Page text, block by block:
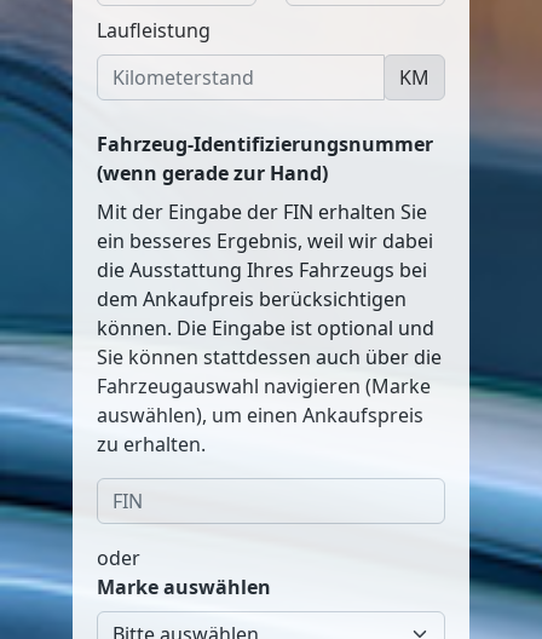
Laufleistung
KM
Fahrzeug-Identifizierungsnummer
(wenn gerade zur Hand)
Mit der Eingabe der FIN erhalten Sie
ein besseres Ergebnis, weil wir dabei
die Ausstattung Ihres Fahrzeugs bei
dem Ankaufpreis berücksichtigen
können. Die Eingabe ist optional und
Sie können stattdessen auch über die
Fahrzeugauswahl navigieren (Marke
auswählen), um einen Ankaufspreis
zu erhalten.
oder
Marke auswählen